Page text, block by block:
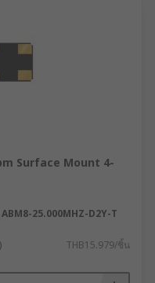
Surface Mount 4-
ABM8-25.000MHZ-D2Y-T
THB15.979/ชิ้น